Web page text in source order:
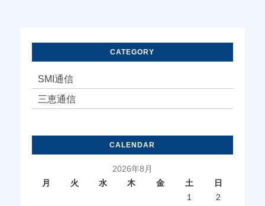
CATEGORY
SMI通信
三恵通信
CALENDAR
2026年8月
月
火 水 木 金 土
日
1
2